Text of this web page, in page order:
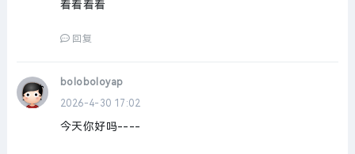
看看看看
回复
boloboloyap
2026-4-30 17:02
今天你好吗----